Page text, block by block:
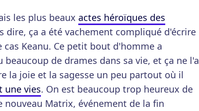
les plus beaux actes héroïques des
dire, ça a été vachement compliqué d'écrire
Keanu. Ce petit bout d'homme a
de drames dans sa vie, et ça ne l'a
la joie et la sagesse un peu partout où il
une vies. On est beaucoup trop heureux de
nouveau Matrix, événement de la fin